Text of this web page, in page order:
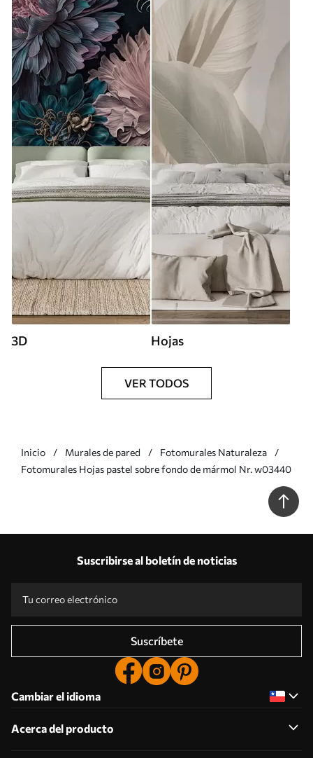
3D Hojas
VER TODOS
Inicio Murales de pared
Fotomurales Naturaleza
Fotomurales Hojas pastel sobre fondo de mármol Nr. w03440
Suscribirse al boletín de noticias
Suscríbete
Cambiar el idioma
Acerca del producto